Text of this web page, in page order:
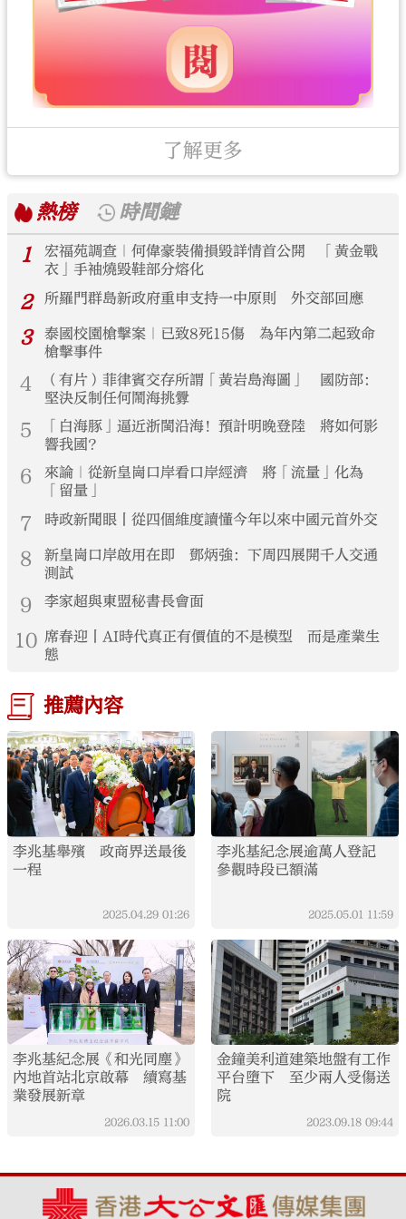
了解更多
熱榜
時間鏈
1
宏福苑調查｜何偉豪裝備損毀詳情首公開 「黃金戰
衣」手袖燒毀鞋部分熔化
2 所羅門群島新政府重申支持一中原則 外交部回應
3
泰國校園槍擊案｜已致8死15傷 為年內第二起致命
槍擊事件
4
（有片）菲律賓交存所謂「黃岩島海圖」 國防部：
堅決反制任何鬧海挑釁
5
「白海豚」逼近浙閩沿海！預計明晚登陸 將如何影
響我國？
6
來論｜從新皇崗口岸看口岸經濟 將「流量」化為
「留量」
7 時政新聞眼丨從四個維度讀懂今年以來中國元首外交
8
新皇崗口岸啟用在即 鄧炳強：下周四展開千人交通
測試
9 李家超與東盟秘書長會面
10 席春迎丨AI時代真正有價值的不是模型 而是產業生
態
推薦內容
李兆基舉殯 政商界送最後
一程
2025.04.29 01:26
李兆基紀念展逾萬人登記
參觀時段已額滿
2025.05.01 11:59
李兆基紀念展《和光同塵》
內地首站北京啟幕 續寫基
業發展新章
2026.03.15 11:00
金鐘美利道建築地盤有工作
平台墮下 至少兩人受傷送
院
2023.09.18 09:44